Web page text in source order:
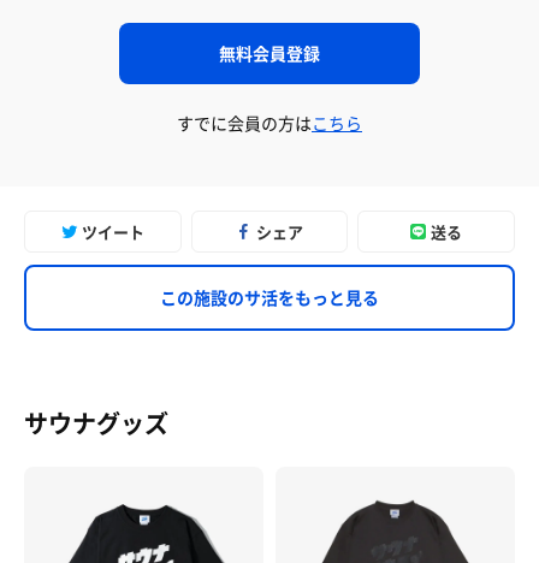
無料会員登録
すでに会員の方はこちら
ツイート シェア 送る
この施設のサ活をもっと見る
サウナグッズ